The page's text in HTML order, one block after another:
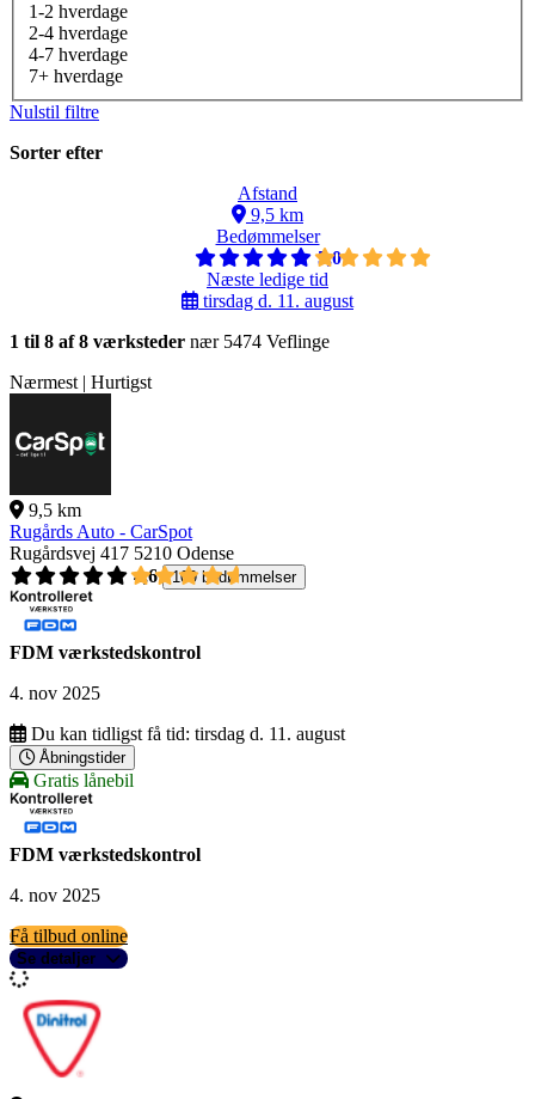
1-2 hverdage
2-4 hverdage
4-7 hverdage
7+ hverdage
Nulstil filtre
Sorter efter
Afstand
9,5 km
Bedømmelser
5,0
Næste ledige tid
tirsdag d. 11. august
1 til 8 af 8 værksteder nær 5474 Veflinge
Nærmest | Hurtigst
9,5 km
Rugårds Auto - CarSpot
Rugårdsvej 417 5210 Odense
4,6
109 bedømmelser
FDM værkstedskontrol
4. nov 2025
Du kan tidligst få tid: tirsdag d. 11. august
Åbningstider
Gratis lånebil
FDM værkstedskontrol
4. nov 2025
Få tilbud online
Se detaljer